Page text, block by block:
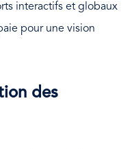
interactifs et globaux
pour une vision
des